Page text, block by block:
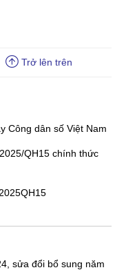
Trở lên trên
Công dân số Việt Nam
QH15 chính thức
sửa đổi bổ sung năm